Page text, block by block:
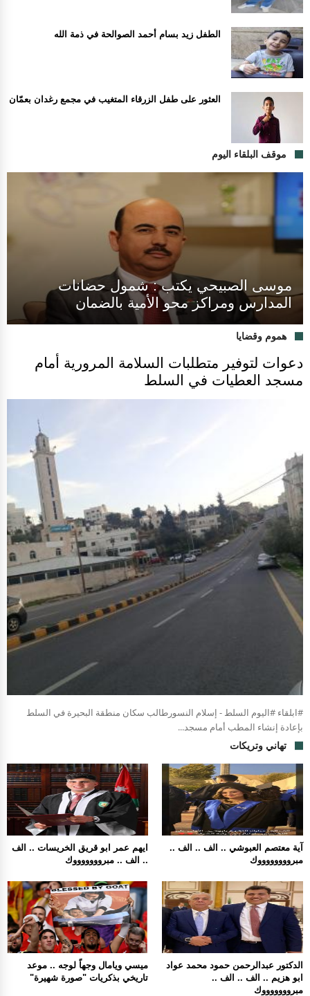
الطفل زيد بسام أحمد الصوالحة في ذمة الله
العثور على طفل الزرقاء المتغيب في مجمع رغدان بعمّان
موقف البلقاء اليوم
موسى الصبيحي يكتب : شمول حضانات
المدارس ومراكز محو الأمية بالضمان
هموم وقضايا
دعوات لتوفير متطلبات السلامة المرورية أمام
مسجد العطيات في السلط
#ابلقاء #اليوم السلط - إسلام النسورطالب سكان منطقة البحيرة في السلط
بإعادة إنشاء المطب أمام مسجد...
تهاني وتريكات
ايهم عمر ابو قريق الخريسات .. الف
.. الف .. مبروووووووك
آية معتصم العبوشي .. الف .. الف ..
مبرووووووووك
ميسي ويامال وجهاً لوجه .. موعد
تاريخي بذكريات "صورة شهيرة"
الدكتور عبدالرحمن حمود محمد عواد
ابو هزيم .. الف .. الف ..
مبروووووووك